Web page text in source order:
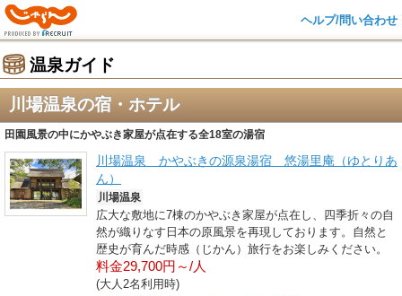
ヘルプ/問い合わせ
温泉ガイド
川場温泉の宿・ホテル
田園風景の中にかやぶき家屋が点在する全18室の湯宿
川場温泉 かやぶきの源泉湯宿 悠湯里庵（ゆとりあ
ん）
川場温泉
広大な敷地に7棟のかやぶき家屋が点在し、四季折々の自
然が織りなす日本の原風景を再現しております。自然と
歴史が育んだ時感（じかん）旅行をお楽しみください。
料金29,700円～/人
(大人2名利用時)